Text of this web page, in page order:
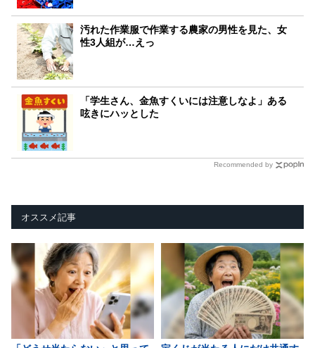
汚れた作業服で作業する農家の男性を見た、女
性3人組が…えっ
「学生さん、金魚すくいには注意しなよ」ある
呟きにハッとした
Recommended by
オススメ記事